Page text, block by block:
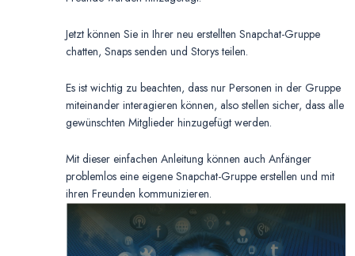
Jetzt können Sie in Ihrer neu erstellten Snapchat-Gruppe
chatten, Snaps senden und Storys teilen.
Es ist wichtig zu beachten, dass nur Personen in der Gruppe
miteinander interagieren können, also stellen sicher, dass alle
gewünschten Mitglieder hinzugefügt werden.
Mit dieser einfachen Anleitung können auch Anfänger
problemlos eine eigene Snapchat-Gruppe erstellen und mit
ihren Freunden kommunizieren.